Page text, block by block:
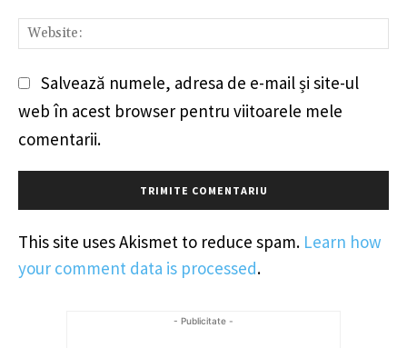
Salvează numele, adresa de e-mail și site-ul
web în acest browser pentru viitoarele mele
comentarii.
This site uses Akismet to reduce spam. Learn how
your comment data is processed.
- Publicitate -